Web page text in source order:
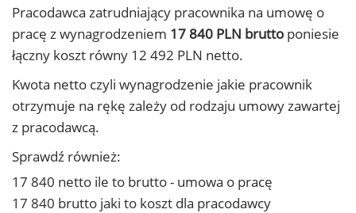
Pracodawca zatrudniający pracownika na umowę o
pracę z wynagrodzeniem 17 840 PLN brutto poniesie
łączny koszt równy 12 492 PLN netto.
Kwota netto czyli wynagrodzenie jakie pracownik
otrzymuje na rękę zależy od rodzaju umowy zawartej
z pracodawcą.
Sprawdź również:
17 840 netto ile to brutto - umowa o pracę
17 840 brutto jaki to koszt dla pracodawcy